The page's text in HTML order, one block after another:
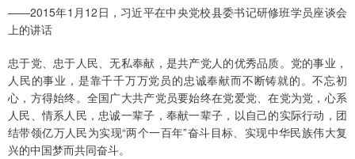
——2015年1月12日，习近平在中央党校县委书记研修班学员座谈会
上的讲话
忠于党、忠于人民、无私奉献，是共产党人的优秀品质。党的事业，
人民的事业，是靠千千万万党员的忠诚奉献而不断铸就的。不忘初
心，方得始终。全国广大共产党员要始终在党爱党、在党为党，心系
人民、情系人民，忠诚一辈子，奉献一辈子，以自己的实际行动，团
结带领亿万人民为实现“两个一百年”奋斗目标、实现中华民族伟大复
兴的中国梦而共同奋斗。